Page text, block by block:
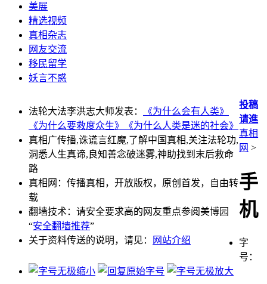
美展
精选视频
真相杂志
网友交流
移民留学
妖言不惑
法轮大法李洪志大师发表：
《为什么会有人类》
《为什么要救度众生》
《为什么人类是迷的社会》
真相广传播,诛谎言红魔,了解中国真相,关注法轮功,
洞悉人生真谛,良知善念破迷雾,神助找到末后救命
路
真相网：传播真相，开放版权，原创首发，自由转
载
翻墙技术：请安全要求高的网友重点参阅美博园
“安全翻墙推荐”
关于资料传送的说明，请见：
网站介绍
投稿
请進
真相
网 >
手
机
字
号：